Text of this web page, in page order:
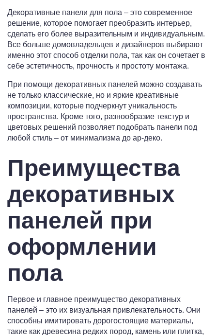
Декоративные панели для пола – это современное
решение, которое помогает преобразить интерьер,
сделать его более выразительным и индивидуальным.
Все больше домовладельцев и дизайнеров выбирают
именно этот способ отделки пола, так как он сочетает в
себе эстетичность, прочность и простоту монтажа.
При помощи декоративных панелей можно создавать
не только классические, но и яркие креативные
композиции, которые подчеркнут уникальность
пространства. Кроме того, разнообразие текстур и
цветовых решений позволяет подобрать панели под
любой стиль – от минимализма до ар-деко.
Преимущества
декоративных
панелей при
оформлении
пола
Первое и главное преимущество декоративных
панелей – это их визуальная привлекательность. Они
способны имитировать дорогостоящие материалы,
такие как древесина редких пород, камень или плитка,